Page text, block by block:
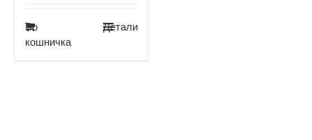
Во
кошничка
Детали